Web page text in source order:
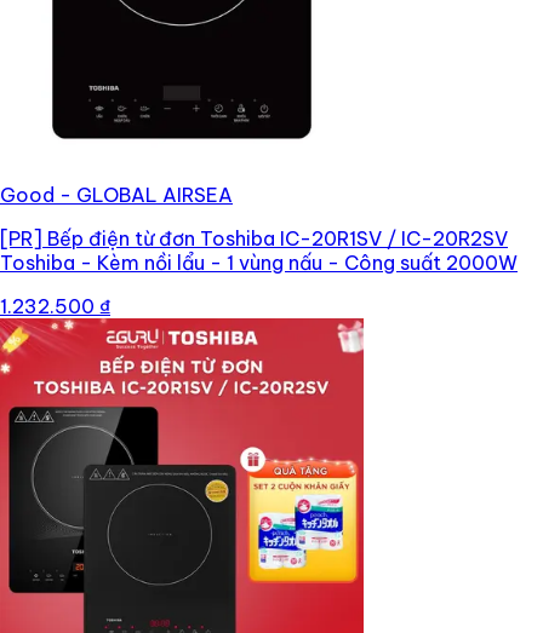
Good - GLOBAL AIRSEA
[PR] Bếp điện từ đơn Toshiba IC-20R1SV / IC-20R2SV
Toshiba - Kèm nồi lẩu - 1 vùng nấu - Công suất 2000W
1.232.500 ₫